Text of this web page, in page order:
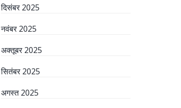
दिसंबर 2025
नवंबर 2025
अक्तूबर 2025
सितंबर 2025
अगस्त 2025